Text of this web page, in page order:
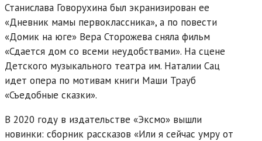
Станислава Говорухина был экранизирован ее
«Дневник мамы первоклассника», а по повести
«Домик на юге» Вера Сторожева сняла фильм
«Сдается дом со всеми неудобствами». На сцене
Детского музыкального театра им. Наталии Сац
идет опера по мотивам книги Маши Трауб
«Съедобные сказки».
В 2020 году в издательстве «Эксмо» вышли
новинки: сборник рассказов «Или я сейчас умру от